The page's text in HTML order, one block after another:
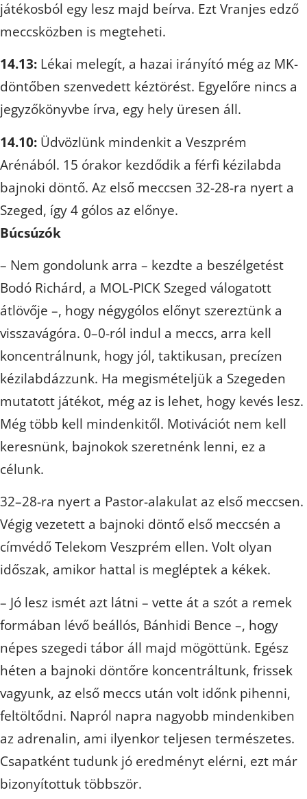
játékosból egy lesz majd beírva. Ezt Vranjes edző
meccsközben is megteheti.
14.13: Lékai melegít, a hazai irányító még az MK-
döntőben szenvedett kéztörést. Egyelőre nincs a
jegyzőkönyvbe írva, egy hely üresen áll.
14.10: Üdvözlünk mindenkit a Veszprém
Arénából. 15 órakor kezdődik a férfi kézilabda
bajnoki döntő. Az első meccsen 32-28-ra nyert a
Szeged, így 4 gólos az előnye.
Búcsúzók
– Nem gondolunk arra – kezdte a beszélgetést
Bodó Richárd, a MOL-PICK Szeged válogatott
átlövője –, hogy négygólos előnyt szereztünk a
visszavágóra. 0–0-ról indul a meccs, arra kell
koncentrálnunk, hogy jól, taktikusan, precízen
kézilabdázzunk. Ha megismételjük a Szegeden
mutatott játékot, még az is lehet, hogy kevés lesz.
Még több kell mindenkitől. Motivációt nem kell
keresnünk, bajnokok szeretnénk lenni, ez a
célunk.
32–28-ra nyert a Pastor-alakulat az első meccsen.
Végig vezetett a bajnoki döntő első meccsén a
címvédő Telekom Veszprém ellen. Volt olyan
időszak, amikor hattal is megléptek a kékek.
– Jó lesz ismét azt látni – vette át a szót a remek
formában lévő beállós, Bánhidi Bence –, hogy
népes szegedi tábor áll majd mögöttünk. Egész
héten a bajnoki döntőre koncentráltunk, frissek
vagyunk, az első meccs után volt időnk pihenni,
feltöltődni. Napról napra nagyobb mindenkiben
az adrenalin, ami ilyenkor teljesen természetes.
Csapatként tudunk jó eredményt elérni, ezt már
bizonyítottuk többször.